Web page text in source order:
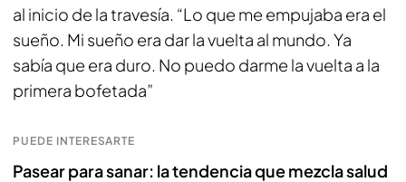
al inicio de la travesía. “Lo que me empujaba era el
sueño. Mi sueño era dar la vuelta al mundo. Ya
sabía que era duro. No puedo darme la vuelta a la
primera bofetada”
PUEDE INTERESARTE
Pasear para sanar: la tendencia que mezcla salud